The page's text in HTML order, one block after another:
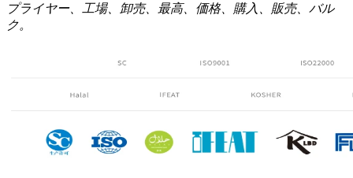
プライヤー、工場、卸売、最高、価格、購入、販売、バル
ク。